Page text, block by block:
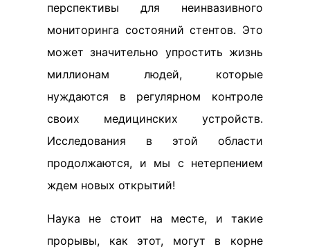
перспективы для неинвазивного
мониторинга состояний стентов. Это
может значительно упростить жизнь
миллионам людей, которые
нуждаются в регулярном контроле
своих медицинских устройств.
Исследования в этой области
продолжаются, и мы с нетерпением
ждем новых открытий!
Наука не стоит на месте, и такие
прорывы, как этот, могут в корне